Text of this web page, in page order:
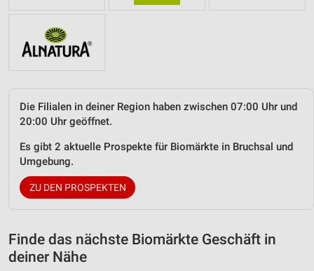
Die Filialen in deiner Region haben zwischen 07:00 Uhr und
20:00 Uhr geöffnet.
Es gibt 2 aktuelle Prospekte für Biomärkte in Bruchsal und
Umgebung.
ZU DEN PROSPEKTEN
Finde das nächste Biomärkte Geschäft in
deiner Nähe